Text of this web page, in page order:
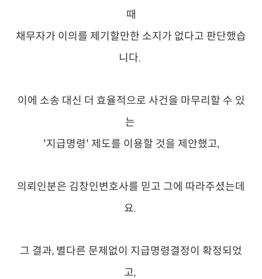
때
채무자가 이의를 제기할만한 소지가 없다고 판단했습
니다.
이에 소송 대신 더 효율적으로 사건을 마무리할 수 있
는
'지급명령' 제도를 이용할 것을 제안했고,
의뢰인분은 김창인변호사를 믿고 그에 따라주셨는데
요.
그 결과, 별다른 문제없이 지급명령결정이 확정되었
고,